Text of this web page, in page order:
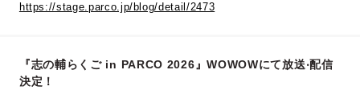
https://stage.parco.jp/blog/detail/2473
『志の輔らくご in PARCO 2026』WOWOWにて放送‧配信
決定！